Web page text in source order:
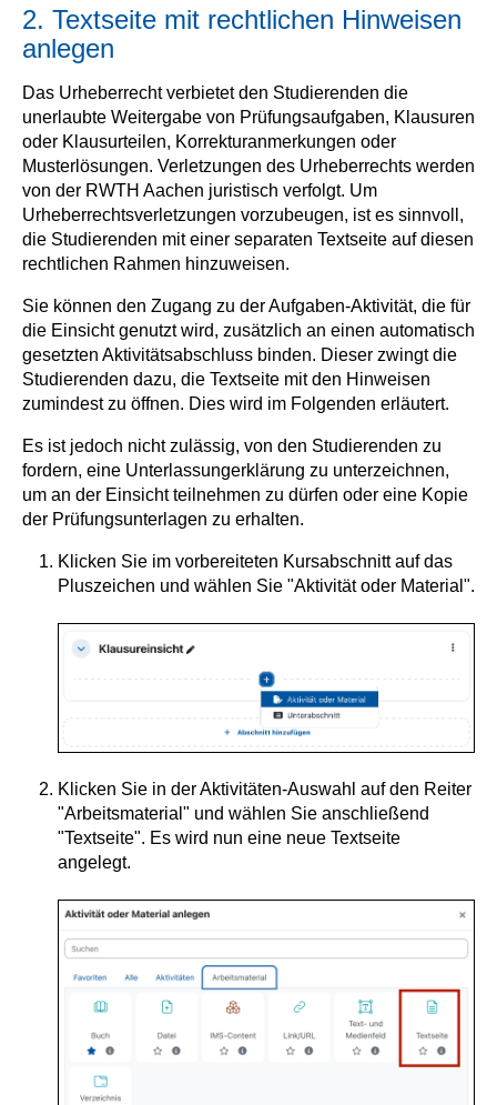
2. Textseite mit rechtlichen Hinweisen
anlegen
Das Urheberrecht verbietet den Studierenden die
unerlaubte Weitergabe von Prüfungsaufgaben, Klausuren
oder Klausurteilen, Korrekturanmerkungen oder
Musterlösungen. Verletzungen des Urheberrechts werden
von der RWTH Aachen juristisch verfolgt. Um
Urheberrechtsverletzungen vorzubeugen, ist es sinnvoll,
die Studierenden mit einer separaten Textseite auf diesen
rechtlichen Rahmen hinzuweisen.
Sie können den Zugang zu der Aufgaben-Aktivität, die für
die Einsicht genutzt wird, zusätzlich an einen automatisch
gesetzten Aktivitätsabschluss binden. Dieser zwingt die
Studierenden dazu, die Textseite mit den Hinweisen
zumindest zu öffnen. Dies wird im Folgenden erläutert.
Es ist jedoch nicht zulässig, von den Studierenden zu
fordern, eine Unterlassungerklärung zu unterzeichnen,
um an der Einsicht teilnehmen zu dürfen oder eine Kopie
der Prüfungsunterlagen zu erhalten.
Klicken Sie im vorbereiteten Kursabschnitt auf das
Pluszeichen und wählen Sie "Aktivität oder Material".
Klicken Sie in der Aktivitäten-Auswahl auf den Reiter
"Arbeitsmaterial" und wählen Sie anschließend
"Textseite". Es wird nun eine neue Textseite
angelegt.